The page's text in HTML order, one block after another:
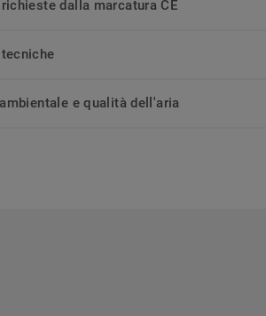
dalla marcatura CE
e qualità dell'aria